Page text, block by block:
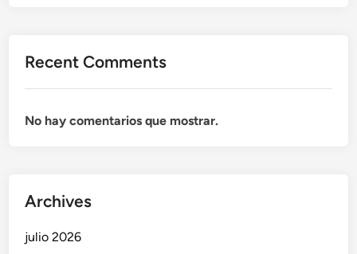
Recent Comments
No hay comentarios que mostrar.
Archives
julio 2026